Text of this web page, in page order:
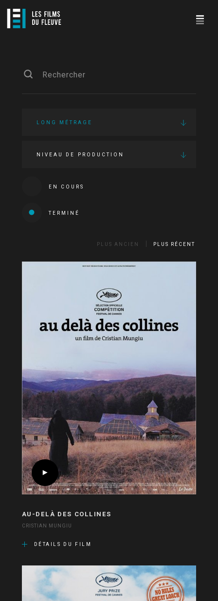
LONG MÉTRAGE
NIVEAU DE PRODUCTION
EN COURS
TERMINÉ
PLUS ANCIEN PLUS RÉCENT
AU-DELÀ DES COLLINES
CRISTIAN MUNGIU
DÉTAILS DU FILM